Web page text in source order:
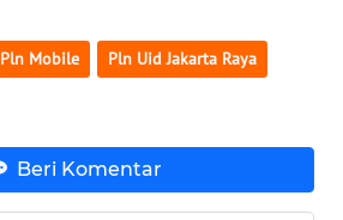
Pln Mobile Pln Uid Jakarta Raya
Beri Komentar